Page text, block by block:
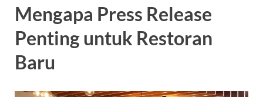
Mengapa Press Release
Penting untuk Restoran
Baru